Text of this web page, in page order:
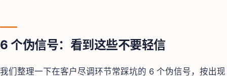
6 个伪信号：看到这些不要轻信
我们整理一下在客户尽调环节常踩坑的 6 个伪信号，按出现